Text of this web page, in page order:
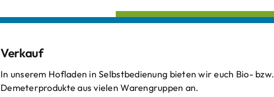
Verkauf
In unserem Hofladen in Selbstbedienung bieten wir euch Bio- bzw.
Demeterprodukte aus vielen Warengruppen an.